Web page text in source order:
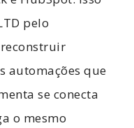
pelo
automações que
se conecta
o mesmo